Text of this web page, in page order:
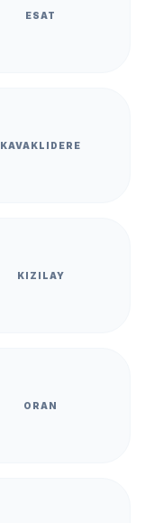
ESAT
KAVAKLIDERE
KIZILAY
ORAN